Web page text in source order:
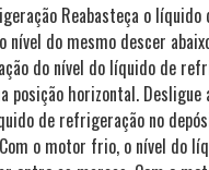
Reabasteça o líquido
nível do mesmo descer
do nível do líquido de
posição horizontal. Desligue
de refrigeração no
o motor frio, o nível do